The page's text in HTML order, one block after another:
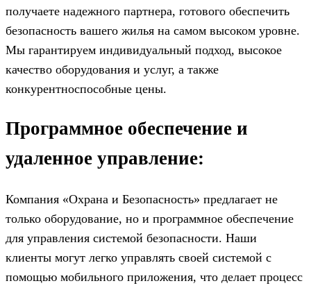
получаете надежного партнера, готового обеспечить
безопасность вашего жилья на самом высоком уровне.
Мы гарантируем индивидуальный подход, высокое
качество оборудования и услуг, а также
конкурентноспособные цены.
Программное обеспечение и
удаленное управление:
Компания «Охрана и Безопасность» предлагает не
только оборудование, но и программное обеспечение
для управления системой безопасности. Наши
клиенты могут легко управлять своей системой с
помощью мобильного приложения, что делает процесс